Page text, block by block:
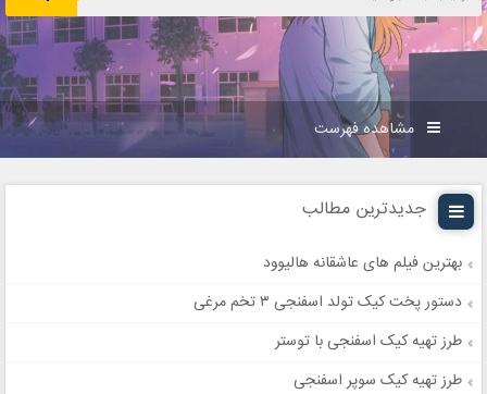
مشاهده فهرست
جدیدترین مطالب
بهترین فیلم های عاشقانه هالیوود
دستور پخت کیک تولد اسفنجی ۳ تخم مرغی
طرز تهیه کیک اسفنجی با توستر
طرز تهیه کیک سوپر اسفنجی